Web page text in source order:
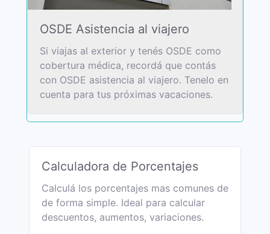
OSDE Asistencia al viajero
Si viajas al exterior y tenés OSDE como
cobertura médica, recordá que contás
con OSDE asistencia al viajero. Tenelo en
cuenta para tus próximas vacaciones.
Calculadora de Porcentajes
Calculá los porcentajes mas comunes de
de forma simple. Ideal para calcular
descuentos, aumentos, variaciones.